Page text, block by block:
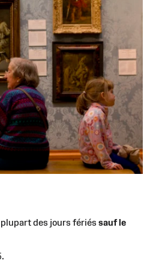
plupart des jours fériés sauf le